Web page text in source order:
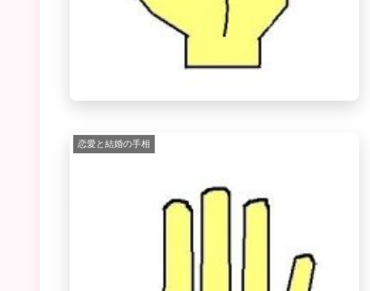
恋愛と結婚の手相